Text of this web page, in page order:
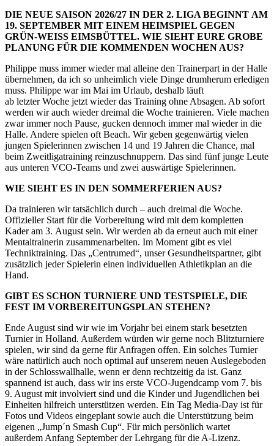
DIE NEUE SAISON 2026/27 IN DER 2. LIGA BEGINNT AM
19. SEPTEMBER MIT EINEM HEIMSPIEL GEGEN
GRÜN-WEISS EIMSBÜTTEL. WIE SIEHT EURE GROBE
PLANUNG FÜR DIE KOMMENDEN WOCHEN AUS?
Philippe muss immer wieder mal alleine den Trainerpart in der Halle
übernehmen, da ich so unheimlich viele Dinge drumherum erledigen
muss. Philippe war im Mai im Urlaub, deshalb läuft
ab letzter Woche jetzt wieder das Training ohne Absagen. Ab sofort
werden wir auch wieder dreimal die Woche trainieren. Viele machen
zwar immer noch Pause, gucken dennoch immer mal wieder in die
Halle. Andere spielen oft Beach. Wir geben gegenwärtig vielen
jungen Spielerinnen zwischen 14 und 19 Jahren die Chance, mal
beim Zweitligatraining reinzuschnuppern. Das sind fünf junge Leute
aus unteren VCO-Teams und zwei auswärtige Spielerinnen.
WIE SIEHT ES IN DEN SOMMERFERIEN AUS?
Da trainieren wir tatsächlich durch – auch dreimal die Woche.
Offizieller Start für die Vorbereitung wird mit dem kompletten
Kader am 3. August sein. Wir werden ab da erneut auch mit einer
Mentaltrainerin zusammenarbeiten. Im Moment gibt es viel
Techniktraining. Das „Centrumed“, unser Gesundheitspartner, gibt
zusätzlich jeder Spielerin einen individuellen Athletikplan an die
Hand.
GIBT ES SCHON TURNIERE UND TESTSPIELE, DIE
FEST IM VORBEREITUNGSPLAN STEHEN?
Ende August sind wir wie im Vorjahr bei einem stark besetzten
Turnier in Holland. Außerdem würden wir gerne noch Blitzturniere
spielen, wir sind da gerne für Anfragen offen. Ein solches Turnier
wäre natürlich auch noch optimal auf unserem neuen Auslegeboden
in der Schlosswallhalle, wenn er denn rechtzeitig da ist. Ganz
spannend ist auch, dass wir ins erste VCO-Jugendcamp vom 7. bis
9. August mit involviert sind und die Kinder und Jugendlichen bei
Einheiten hilfreich unterstützen werden. Ein Tag Media-Day ist für
Fotos und Videos eingeplant sowie auch die Unterstützung beim
eigenen „Jump´n Smash Cup“. Für mich persönlich wartet
außerdem Anfang September der Lehrgang für die A-Lizenz.